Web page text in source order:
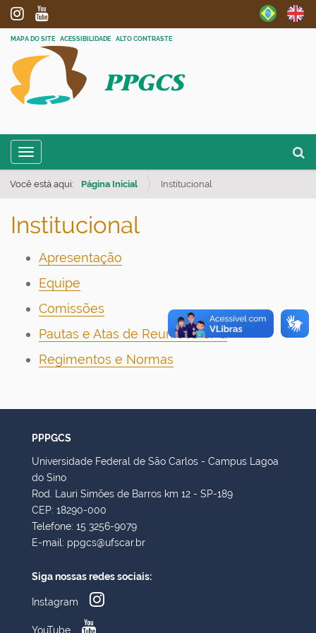
MAPA DO SITE ACESSIBILIDADE ALTO CONTRASTE
PPGCS
Toggle navigation
Você está aqui: Página Inicial Institucional
Institucional
Apresentação
Equipe
Comissões
Pautas e Atas de Reuniões CPG
Regimentos e Normas
PPPGCS
Universidade Federal de São Carlos - Campus Lagoa
do Sino
Rod. Lauri Simões de Barros km 12 - SP-189
CEP: 18290-000
Telefone: 15 3256-9079
E-mail: ppgcs@ufscar.br
Siga nossas redes sociais:
Instagram
YouTube